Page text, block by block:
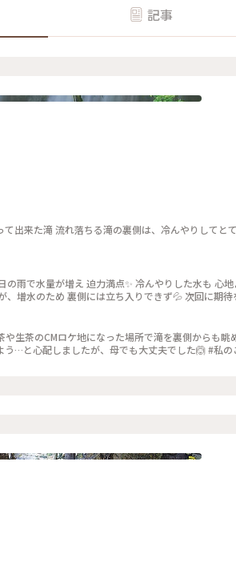
記事
て出来た滝 流れ落ちる滝の裏側は、冷んやりしてと
の雨で水量が増え 迫力満点✨ 冷んやりした水も 心
、増水のため 裏側には立ち入りできず💦 次回に期
や生茶のCMロケ地になった場所で滝を裏側からも